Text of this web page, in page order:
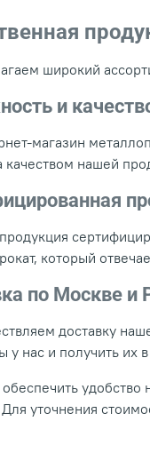
широкий
и
магазин
качеством нашей
который
по Москве и
доставку
у нас и получить их
удобство
Для уточнения